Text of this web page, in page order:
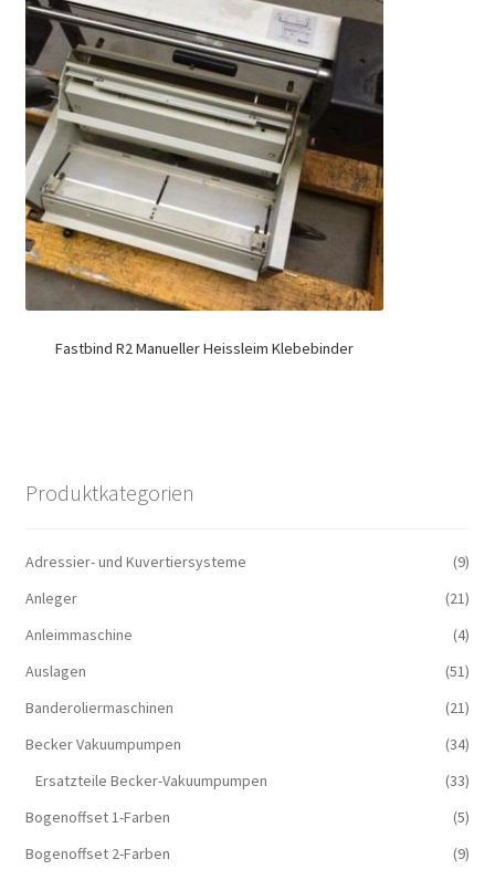
Fastbind R2 Manueller Heissleim Klebebinder
Produktkategorien
Adressier- und Kuvertiersysteme
(9)
Anleger
(21)
Anleimmaschine
(4)
Auslagen
(51)
Banderoliermaschinen
(21)
Becker Vakuumpumpen
(34)
Ersatzteile Becker-Vakuumpumpen
(33)
Bogenoffset 1-Farben
(5)
Bogenoffset 2-Farben
(9)